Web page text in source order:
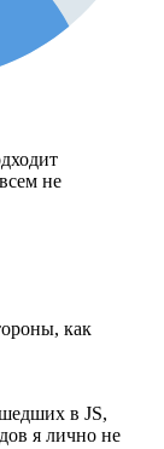
не
как
в JS,
я лично не